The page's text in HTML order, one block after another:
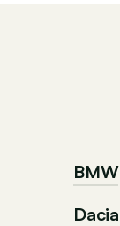
BMW
Dacia